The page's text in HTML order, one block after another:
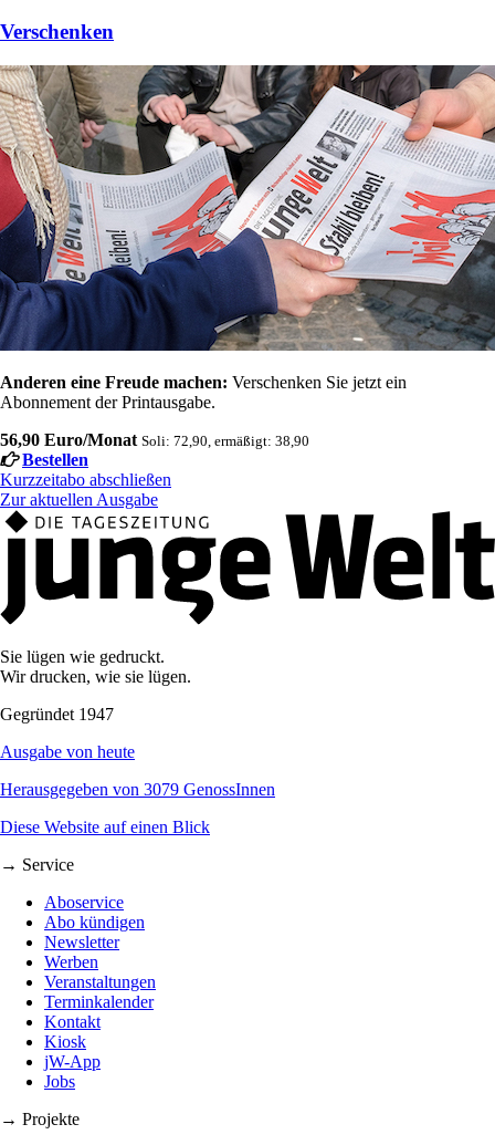
Verschenken
Anderen eine Freude machen: Verschenken Sie jetzt ein
Abonnement der Printausgabe.
56,90 Euro/Monat Soli: 72,90, ermäßigt: 38,90
Bestellen
Kurzzeitabo abschließen
Zur aktuellen Ausgabe
Sie lügen wie gedruckt.
Wir drucken, wie sie lügen.
Gegründet 1947
Ausgabe von heute
Herausgegeben von 3079 GenossInnen
Diese Website auf einen Blick
→ Service
Aboservice
Abo kündigen
Newsletter
Werben
Veranstaltungen
Terminkalender
Kontakt
Kiosk
jW-App
Jobs
→ Projekte